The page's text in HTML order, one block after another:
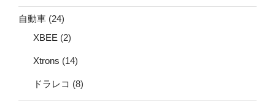
自動車 (24)
XBEE (2)
Xtrons (14)
ドラレコ (8)